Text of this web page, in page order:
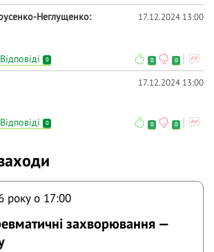
Неглущенко 17.12.2024 13:00
Відповіді 0 0 0
17.12.2024 13:00
Відповіді 0 0 0
року o 17:00
захворювання —